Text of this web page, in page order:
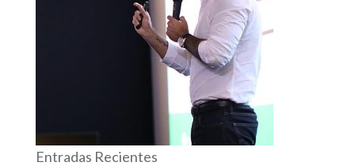
Entradas Recientes